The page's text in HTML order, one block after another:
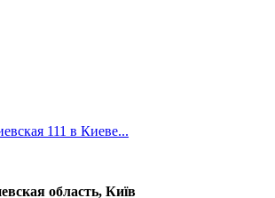
111 в Киеве...
область, Київ